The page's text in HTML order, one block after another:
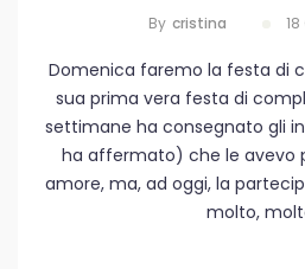
By Cristina
Domenica faremo la festa di
sua prima vera festa di
settimane ha consegnato gli
ha affermato) che le avevo
amore, ma, ad oggi, la
molto,